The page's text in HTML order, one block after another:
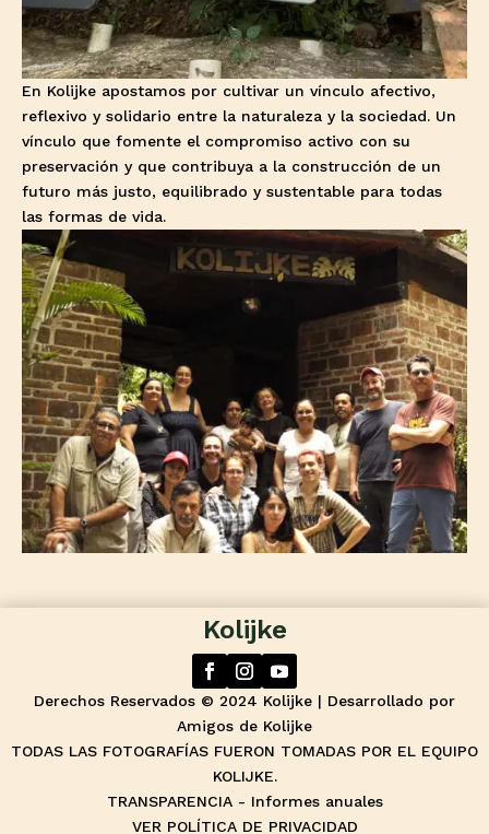
En Kolijke apostamos por cultivar un vínculo afectivo,
reflexivo y solidario entre la naturaleza y la sociedad. Un
vínculo que fomente el compromiso activo con su
preservación y que contribuya a la construcción de un
futuro más justo, equilibrado y sustentable para todas
las formas de vida.
Kolijke
Derechos Reservados © 2024 Kolijke | Desarrollado por
Amigos de Kolijke
TODAS LAS FOTOGRAFÍAS FUERON TOMADAS POR EL EQUIPO
KOLIJKE.
TRANSPARENCIA - Informes anuales
VER POLÍTICA DE PRIVACIDAD